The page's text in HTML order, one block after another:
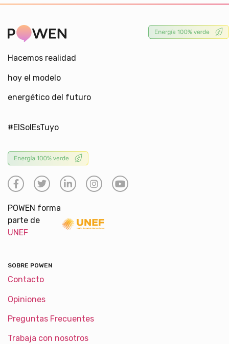
Hacemos realidad
hoy el modelo
energético del futuro
#ElSolEsTuyo
POWEN forma
parte de
UNEF
SOBRE POWEN
Contacto
Opiniones
Preguntas Frecuentes
Trabaja con nosotros